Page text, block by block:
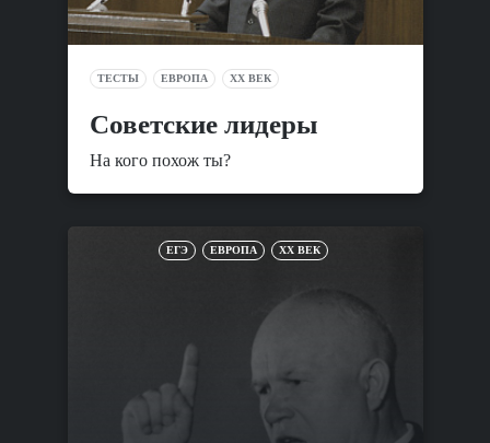
ТЕСТЫ ЕВРОПА XX ВЕК
Советские лидеры
На кого похож ты?
ЕГЭ ЕВРОПА XX ВЕК